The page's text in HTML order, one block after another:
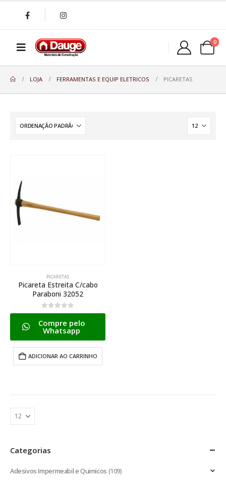
0
LOJA FERRAMENTAS E EQUIP ELETRICOS PICARETAS
PICARETAS
Picareta Estreita C/cabo
Paraboni 32052
0de 5
Compre pelo
Whatsapp
ADICIONAR AO CARRINHO
Categorias
Adesivos Impermeabil e Quimicos (109)